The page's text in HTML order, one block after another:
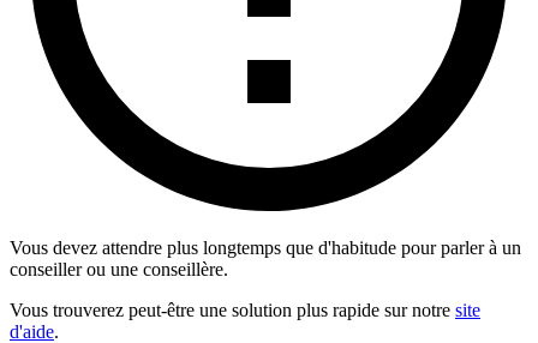
Vous devez attendre plus longtemps que d'habitude pour parler à un
conseiller ou une conseillère.
Vous trouverez peut-être une solution plus rapide sur notre site
d'aide.